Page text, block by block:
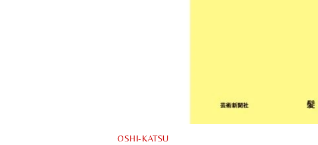
OSHI-KATSU